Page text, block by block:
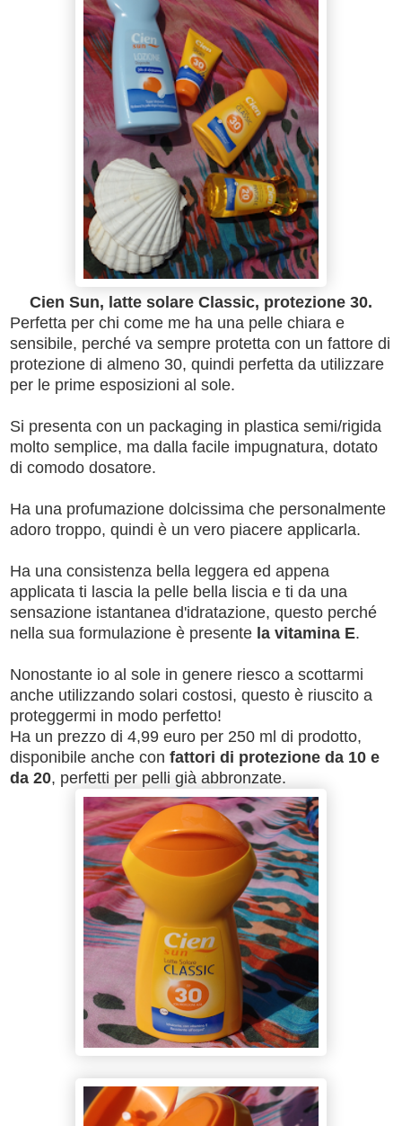
Cien Sun, latte solare Classic, protezione 30.
Perfetta per chi come me ha una pelle chiara e
sensibile, perché va sempre protetta con un fattore di
protezione di almeno 30, quindi perfetta da utilizzare
per le prime esposizioni al sole.
Si presenta con un packaging in plastica semi/rigida
molto semplice, ma dalla facile impugnatura, dotato
di comodo dosatore.
Ha una profumazione dolcissima che personalmente
adoro troppo, quindi è un vero piacere applicarla.
Ha una consistenza bella leggera ed appena
applicata ti lascia la pelle bella liscia e ti da una
sensazione istantanea d'idratazione, questo perché
nella sua formulazione è presente la vitamina E.
Nonostante io al sole in genere riesco a scottarmi
anche utilizzando solari costosi, questo è riuscito a
proteggermi in modo perfetto!
Ha un prezzo di 4,99 euro per 250 ml di prodotto,
disponibile anche con fattori di protezione da 10 e
da 20, perfetti per pelli già abbronzate.